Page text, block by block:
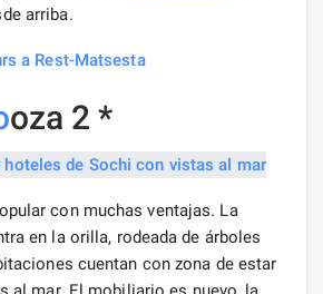
arriba.
a Rest-Matsesta
oza 2 *
con muchas ventajas. La
en la orilla, rodeada de árboles
cuentan con zona de estar